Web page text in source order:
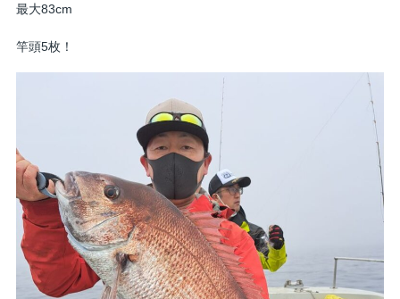
最大83cm
竿頭5枚！